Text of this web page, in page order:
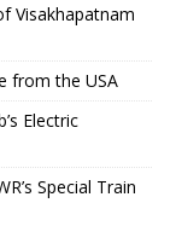
Visakhapatnam
from the USA
Electric
Special Train